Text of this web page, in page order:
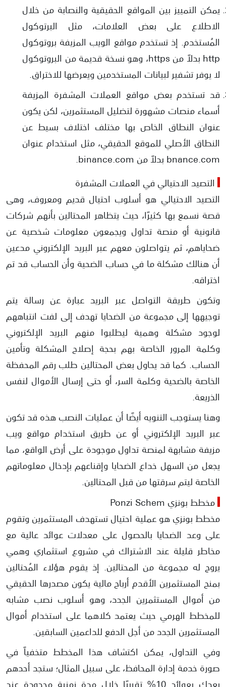
يمكن التمييز بين المواقع الحقيقية والنصابة من خلال
الاطلاع على بعض العلامات، مثل البرتوكول
المُستخدم. إذ تستخدم مواقع الويب المزيفة بروتوكول
http بدلاً من https، وهو نسخة قديمة من البروتوكول
لا يوفر تشفير لبيانات المستخدمين ويعرضها للاختراق.
قد تستخدم بعض مواقع العملات المشفرة المزيفة
أسماء منصات مشهورة لتضليل المستثمرين، لكن يكون
عنوان النطاق الخاص بها مختلف اختلاف بسيط عن
النطاق الأصلي للموقع الحقيقي، مثل استخدام عنوان
bnance.com بدلاً من binance.com.
التصيد الاحتيالي في العملات المشفرة
التصيد الاحتيالي هو أسلوب احتيال قديم ومعروف، وهى
قصة نسمع بها كثيرًا، حيث يتظاهر المحتالين بأنهم شركات
قانونية أو منصة تداول ويجمعون معلومات شخصية عن
ضحاياهم، ثم يتواصلون معهم عبر البريد الإلكتروني مدعين
أن هنالك مشكلة ما في حساب الضحية وأن الحساب قد تم
اختراقه.
وتكون طريقة التواصل عبر البريد عبارة عن رسالة يتم
توجيهها إلى مجموعة من الضحايا تهدف إلى لفت انتباههم
لوجود مشكلة وهمية ليطلبوا منهم البريد الإلكتروني
وكلمة المرور الخاصة بهم بحجة إصلاح المشكلة وتأمين
الحساب. كما قد يحاول بعض المحتالين طلب رقم المحفظة
الخاصة بالضحية وكلمة السر، أو حتى إرسال الأموال لنفس
الذريعة.
وهنا يستوجب التنويه أيضًا أن عمليات النصب هذه قد تكون
عبر البريد الإلكتروني أو عن طريق استخدام مواقع ويب
مزيفة مشابهة لمنصة تداول موجودة على أرض الواقع، مما
يجعل من السهل خداع الضحايا وإقناعهم بإدخال معلوماتهم
الخاصة ليتم سرقتها من قبل المحتالين.
مخطط بونزي Ponzi Schem
مخطط بونزي هو عملية احتيال تستهدف المستثمرين وتقوم
على وعد الضحايا بالحصول على معدلات عوائد عالية مع
مخاطر قليلة عند الاشتراك في مشروع استثماري وهمي
يروج له مجموعة من المحتالين. إذ يقوم هؤلاء المُحتالين
بمنح المستثمرين الأقدم أرباح مالية يكون مصدرها الحقيقي
من أموال المستثمرين الجدد، وهو أسلوب نصب مشابه
للمخطط الهرمي حيث يعتمد كلاهما على استخدام أموال
المستثمرين الجدد من أجل الدفع للداعمين السابقين.
وفي التداول، يمكن اكتشاف هذا المخطط متخفياً في
صورة خدمة إدارة المحافظ، على سبيل المثال؛ ستجد أحدهم
يعدك بعوائد 10% تقريبًا خلال مدة زمنية محدودة عند